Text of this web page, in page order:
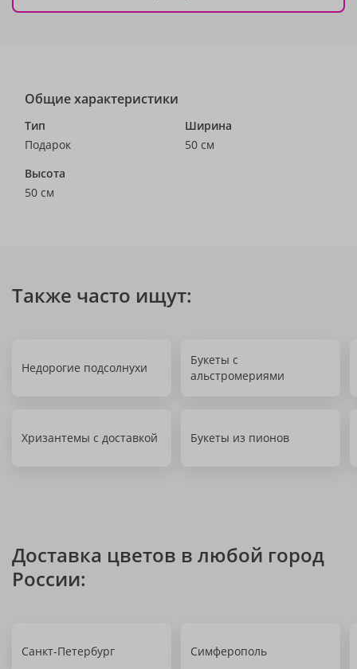
Общие характеристики
Тип
Подарок
Ширина
50 см
Высота
50 см
Также часто ищут:
Недорогие подсолнухи
Букеты с
альстромериями
Хризантемы с доставкой Букеты из пионов
Доставка цветов в любой город
России:
Санкт-Петербург Симферополь